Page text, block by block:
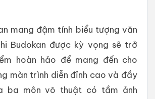
mang đậm tính biểu tượng văn
Budokan được kỳ vọng sẽ trở
hoàn hảo để mang đến cho
màn trình diễn đỉnh cao và đầy
ba môn võ thuật có tầm ảnh